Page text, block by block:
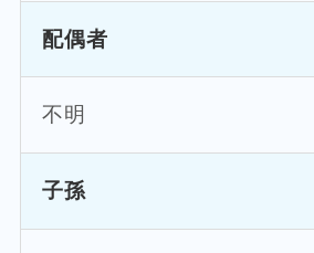
配偶者
不明
子孫